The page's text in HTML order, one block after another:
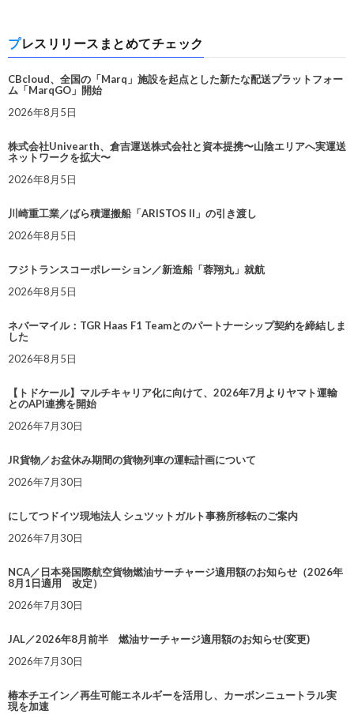
プレスリリースまとめてチェック
CBcloud、全国の「Marq」施設を起点とした新たな配送プラットフォー
ム「MarqGO」開始
2026年8月5日
株式会社Univearth、倉吉運送株式会社と資本提携〜山陰エリアへ実運送
ネットワークを拡大〜
2026年8月5日
川崎重工業／ばら積運搬船「ARISTOS II」の引き渡し
2026年8月5日
フジトランスコーポレーション／新造船「蓉翔丸」就航
2026年8月5日
ネバーマイル：TGR Haas F1 Teamとのパートナーシップ契約を締結しま
した
2026年8月5日
【トドケール】マルチキャリア化に向けて、2026年7月よりヤマト運輸
とのAPI連携を開始
2026年7月30日
JR貨物／お盆休み期間の貨物列車の運転計画について
2026年7月30日
にしてつドイツ現地法人 シュツットガルト事務所移転のご案内
2026年7月30日
NCA／日本発国際航空貨物燃油サーチャージ適用額のお知らせ（2026年
8月1日適用 改定）
2026年7月30日
JAL／2026年8月前半 燃油サーチャージ適用額のお知らせ(変更)
2026年7月30日
椿本チエイン／再生可能エネルギーを活用し、カーボンニュートラル実
現を加速